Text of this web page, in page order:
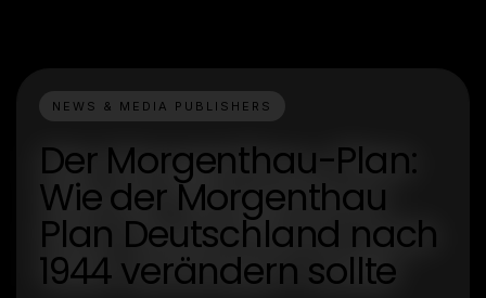
NEWS & MEDIA PUBLISHERS
Der Morgenthau-Plan:
Wie der Morgenthau
Plan Deutschland nach
1944 verändern sollte